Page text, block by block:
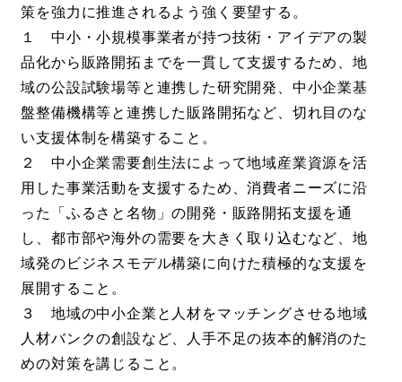
策を強力に推進されるよう強く要望する。
１ 中小・小規模事業者が持つ技術・アイデアの製
品化から販路開拓までを一貫して支援するため、地
域の公設試験場等と連携した研究開発、中小企業基
盤整備機構等と連携した販路開拓など、切れ目のな
い支援体制を構築すること。
２ 中小企業需要創生法によって地域産業資源を活
用した事業活動を支援するため、消費者ニーズに沿
った「ふるさと名物」の開発・販路開拓支援を通
し、都市部や海外の需要を大きく取り込むなど、地
域発のビジネスモデル構築に向けた積極的な支援を
展開すること。
３ 地域の中小企業と人材をマッチングさせる地域
人材バンクの創設など、人手不足の抜本的解消のた
めの対策を講じること。